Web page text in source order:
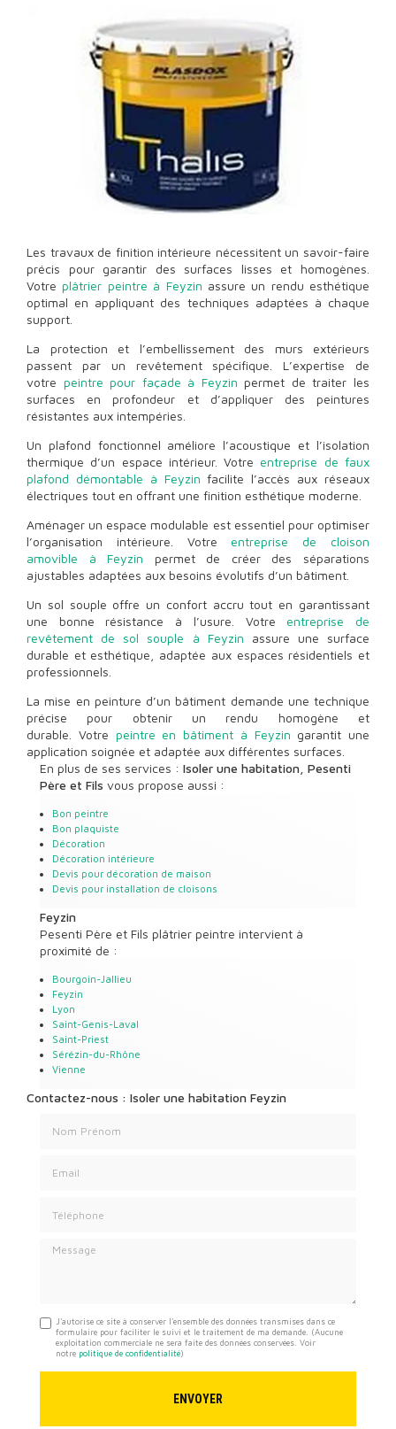
Les travaux de finition intérieure nécessitent un savoir-faire
précis pour garantir des surfaces lisses et homogènes.
Votreplâtrier peintre à Feyzin assure un rendu esthétique
optimal en appliquant des techniques adaptées à chaque
support.
La protection et l’embellissement des murs extérieurs
passent par un revêtement spécifique. L’expertise de
votre peintre pour façade à Feyzin permet de traiter les
surfaces en profondeur et d’appliquer des peintures
résistantes aux intempéries.
Un plafond fonctionnel améliore l’acoustique et l’isolation
thermique d’un espace intérieur. Votre entreprise de faux
plafond démontable à Feyzin facilite l’accès aux réseaux
électriques tout en offrant une finition esthétique moderne.
Aménager un espace modulable est essentiel pour optimiser
l’organisation intérieure. Votre entreprise de cloison
amovible à Feyzin permet de créer des séparations
ajustables adaptées aux besoins évolutifs d’un bâtiment.
Un sol souple offre un confort accru tout en garantissant
une bonne résistance à l’usure. Votre entreprise de
revêtement de sol souple à Feyzin assure une surface
durable et esthétique, adaptée aux espaces résidentiels et
professionnels.
La mise en peinture d’un bâtiment demande une technique
précise pour obtenir un rendu homogène et
durable. Votre peintre en bâtiment à Feyzin garantit une
application soignée et adaptée aux différentes surfaces.
En plus de ses services : Isoler une habitation, Pesenti
Père et Fils vous propose aussi :
Bon peintre
Bon plaquiste
Décoration
Décoration intérieure
Devis pour décoration de maison
Devis pour installation de cloisons
Feyzin
Pesenti Père et Fils plâtrier peintre intervient à
proximité de :
Bourgoin-Jallieu
Feyzin
Lyon
Saint-Genis-Laval
Saint-Priest
Sérézin-du-Rhône
Vienne
Contactez-nous : Isoler une habitation Feyzin
Message
J'autorise ce site à conserver l'ensemble des données transmises dans ce
formulaire pour faciliter le suivi et le traitement de ma demande. (Aucune
exploitation commerciale ne sera faite des données conservées. Voir
notre politique de confidentialité)